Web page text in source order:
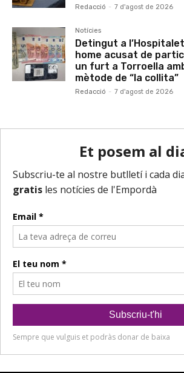
Redacció - 7 d'agost de 2026
Notícies
Detingut a
home acusat de
un furt a Torroella
mètode de “la collita”
Redacció - 7 d'agost de 2026